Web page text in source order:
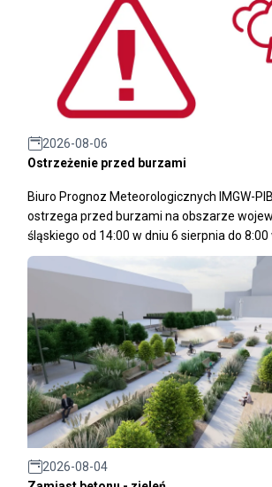
2026-08-06
Ostrzeżenie przed burzami
Biuro Prognoz Meteorologicznych IMGW-
ostrzega przed burzami na obszarze
śląskiego od 14:00 w dniu 6 sierpnia do 8:00
2026-08-04